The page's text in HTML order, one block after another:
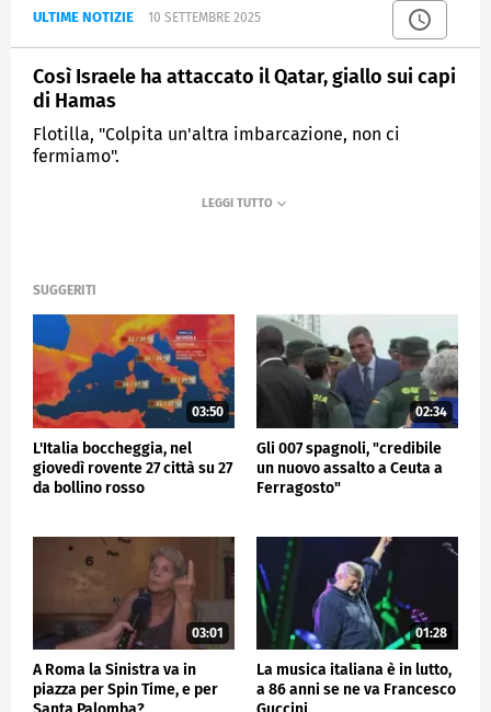
ULTIME NOTIZIE 10 SETTEMBRE 2025
Così Israele ha attaccato il Qatar, giallo sui capi
di Hamas
Flotilla, "Colpita un'altra imbarcazione, non ci
fermiamo".
SUGGERITI
03:50
L'Italia boccheggia, nel
giovedì rovente 27 città su 27
da bollino rosso
02:34
Gli 007 spagnoli, "credibile
un nuovo assalto a Ceuta a
Ferragosto"
03:01
A Roma la Sinistra va in
piazza per Spin Time, e per
01:28
La musica italiana è in lutto,
a 86 anni se ne va Francesco